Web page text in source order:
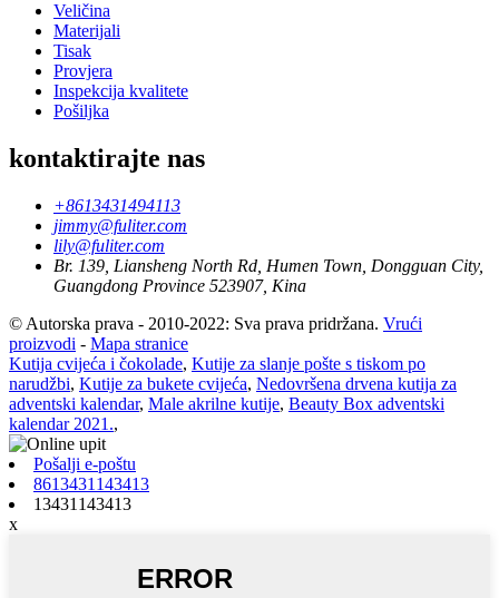
Veličina
Materijali
Tisak
Provjera
Inspekcija kvalitete
Pošiljka
kontaktirajte nas
+8613431494113
jimmy@fuliter.com
lily@fuliter.com
Br. 139, Liansheng North Rd, Humen Town, Dongguan City,
Guangdong Province 523907, Kina
© Autorska prava - 2010-2022: Sva prava pridržana. Vrući
proizvodi - Mapa stranice
Kutija cvijeća i čokolade, Kutije za slanje pošte s tiskom po
narudžbi, Kutije za bukete cvijeća, Nedovršena drvena kutija za
adventski kalendar, Male akrilne kutije, Beauty Box adventski
kalendar 2021.,
Pošalji e-poštu
8613431143413
13431143413
x